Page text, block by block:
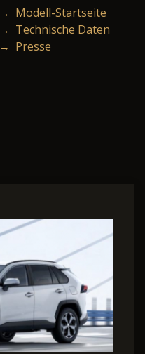
→ Modell-Startseite
→ Technische Daten
→ Presse